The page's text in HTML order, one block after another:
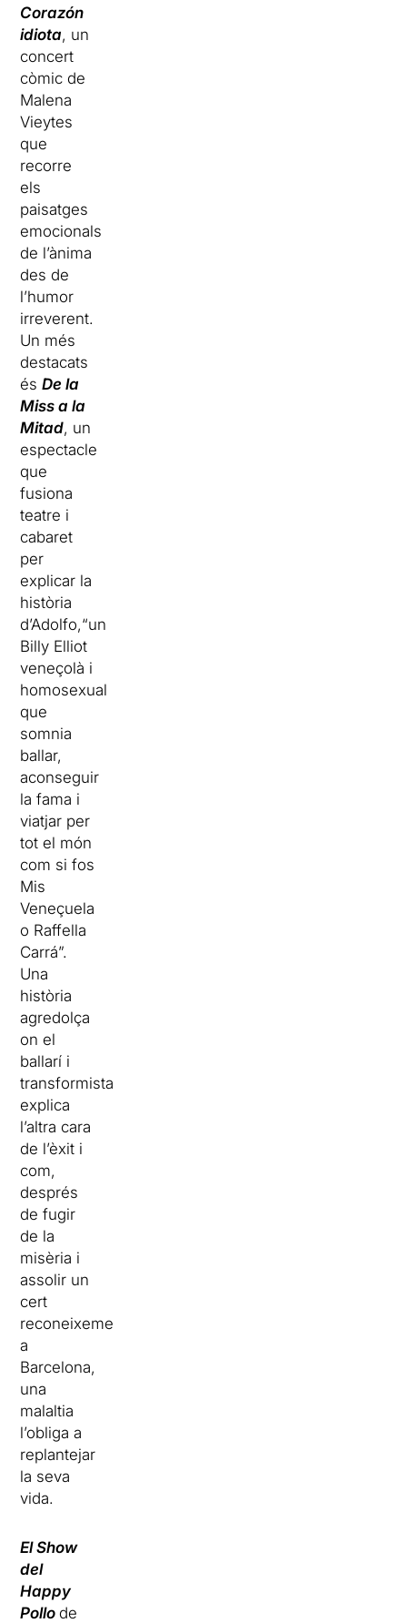
Corazón
idiota, un
concert
còmic de
Malena
Vieytes
que
recorre
els
paisatges
emocionals
de l’ànima
des de
l’humor
irreverent.
Un més
destacats
ésDe la
Miss a la
Mitad, un
espectacle
que
fusiona
teatre i
cabaret
per
explicar la
història
d’Adolfo,“un
Billy Elliot
veneçolà i
homosexual
que
somnia
ballar,
aconseguir
la fama i
viatjar per
tot el món
com si fos
Mis
Veneçuela
o Raffella
Carrá”.
Una
història
agredolça
on el
ballarí i
transformista
explica
l’altra cara
de l’èxit i
com,
després
de fugir
de la
misèria i
assolir un
cert
reconeixement
a
Barcelona,
una
malaltia
l’obliga a
replantejar
la seva
vida.
El Show
del
Happy
Pollode